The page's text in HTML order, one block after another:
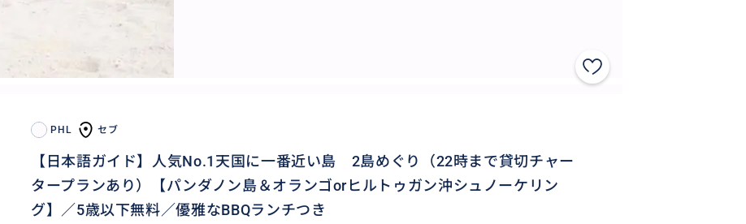
PHL セブ
【日本語ガイド】人気No.1天国に一番近い島 2島めぐり（22時まで貸切チャー
タープランあり）【パンダノン島＆オランゴorヒルトゥガン沖シュノーケリン
グ】／5歳以下無料／優雅なBBQランチつき